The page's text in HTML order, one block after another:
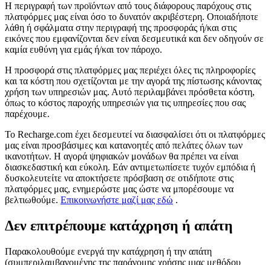
Η περιγραφή των προϊόντων από τους διάφορους παρόχους στις
πλατφόρμες μας είναι όσο το δυνατόν ακριβέστερη. Οποιαδήποτε
λάθη ή σφάλματα στην περιγραφή της προσφοράς ή/και στις
εικόνες που εμφανίζονται δεν είναι δεσμευτικά και δεν οδηγούν σε
καμία ευθύνη για εμάς ή/και τον πάροχο.
Η προσφορά στις πλατφόρμες μας περιέχει όλες τις πληροφορίες
και τα κόστη που σχετίζονται με την αγορά της πίστωσης κάνοντας
χρήση των υπηρεσιών μας. Αυτό περιλαμβάνει πρόσθετα κόστη,
όπως το κόστος παροχής υπηρεσιών για τις υπηρεσίες που σας
παρέχουμε.
Το Recharge.com έχει δεσμευτεί να διασφαλίσει ότι οι πλατφόρμες
μας είναι προσβάσιμες και κατανοητές από πελάτες όλων των
ικανοτήτων. Η αγορά ψηφιακών μονάδων θα πρέπει να είναι
διασκεδαστική και εύκολη. Εάν αντιμετωπίσετε τυχόν εμπόδια ή
δυσκολευτείτε να αποκτήσετε πρόσβαση σε οτιδήποτε στις
πλατφόρμες μας, ενημερώστε μας ώστε να μπορέσουμε να
βελτιωθούμε. Επικοινωνήστε μαζί μας εδώ .
Δεν επιτρέπουμε κατάχρηση ή απάτη
Παρακολουθούμε ενεργά την κατάχρηση ή την απάτη
(συμπεριλαμβανομένης της παράνομης χρήσης μιας μεθόδου